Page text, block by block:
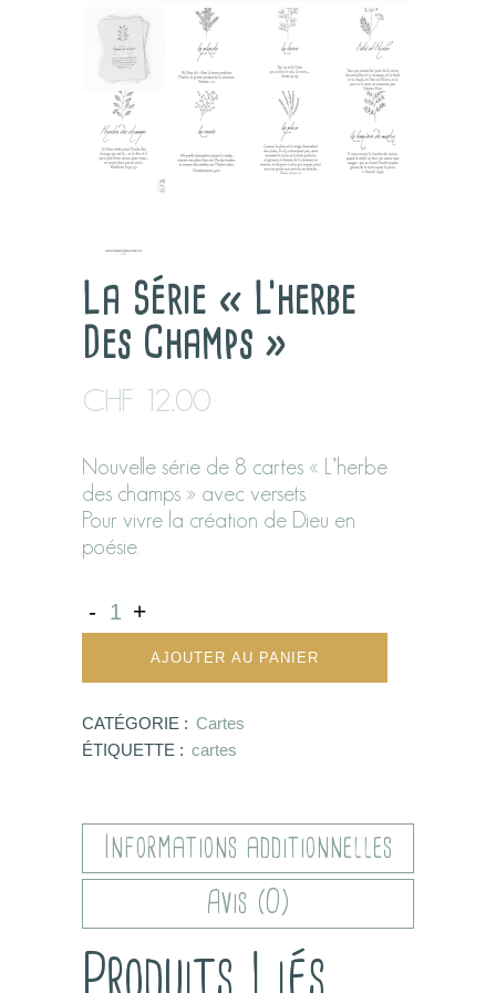
La Série « L’herbe
Des Champs »
CHF 12.00
Nouvelle série de 8 cartes « L’herbe
des champs » avec versets.
Pour vivre la création de Dieu en
poésie.
AJOUTER AU PANIER
CATÉGORIE : Cartes
ÉTIQUETTE : cartes
Informations additionnelles
Avis (0)